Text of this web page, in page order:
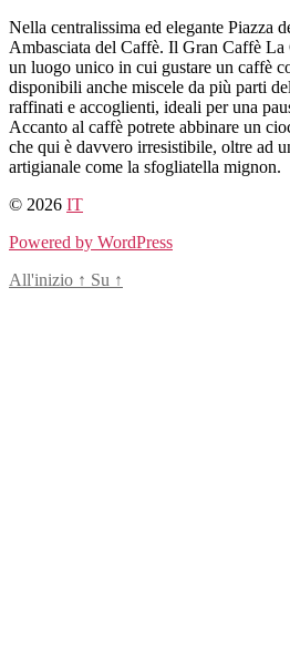
Salta
al
contenuto
Nella centralissima ed elegante Piazza
Ambasciata del Caffè. Il Gran Caffè La
un luogo unico in cui gustare un caffè
disponibili anche miscele da più parti
raffinati e accoglienti, ideali per una
Accanto al caffè potrete abbinare un
che qui è davvero irresistibile, oltre ad
artigianale come la sfogliatella mignon.
© 2026 IT
Powered by WordPress
All'inizio ↑ Su ↑